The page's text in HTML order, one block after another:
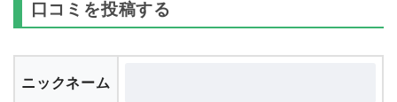
口コミを投稿する
ニックネーム